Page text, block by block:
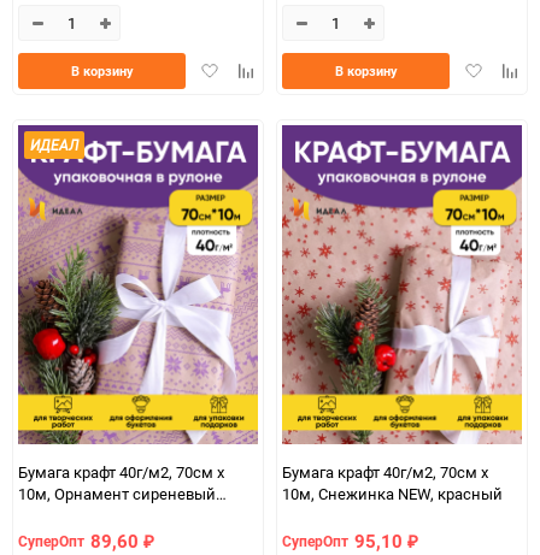
ДобавитьДобавить
В корзину
Добавить
В корзину
ИДЕАЛ
Бумага крафт 40г/м2, 70см x
10м, Орнамент сиреневый
СуперОпт 89,60 ₽
Бумага крафт 40г/м2, 70см x
10м, Снежинка NEW, красный
СуперОпт 95,10 ₽